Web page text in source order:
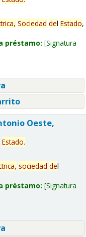
Sociedad del Estado,
préstamo: Signatura
Oeste,
Estado.
sociedad del
préstamo: Signatura